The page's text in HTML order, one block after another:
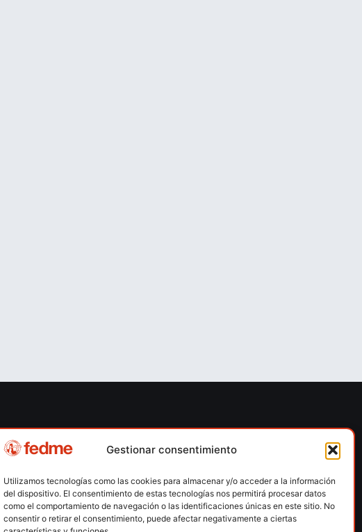
Gestionar consentimiento
Utilizamos tecnologías como las cookies para almacenar y/o acceder a la información
del dispositivo. El consentimiento de estas tecnologías nos permitirá procesar datos
como el comportamiento de navegación o las identificaciones únicas en este sitio. No
consentir o retirar el consentimiento, puede afectar negativamente a ciertas
Competiciones
Escalada en hielo
Esquí de montaña
Marcha Nórdica
Barcelona
fedme@fedme.es
934 264 267